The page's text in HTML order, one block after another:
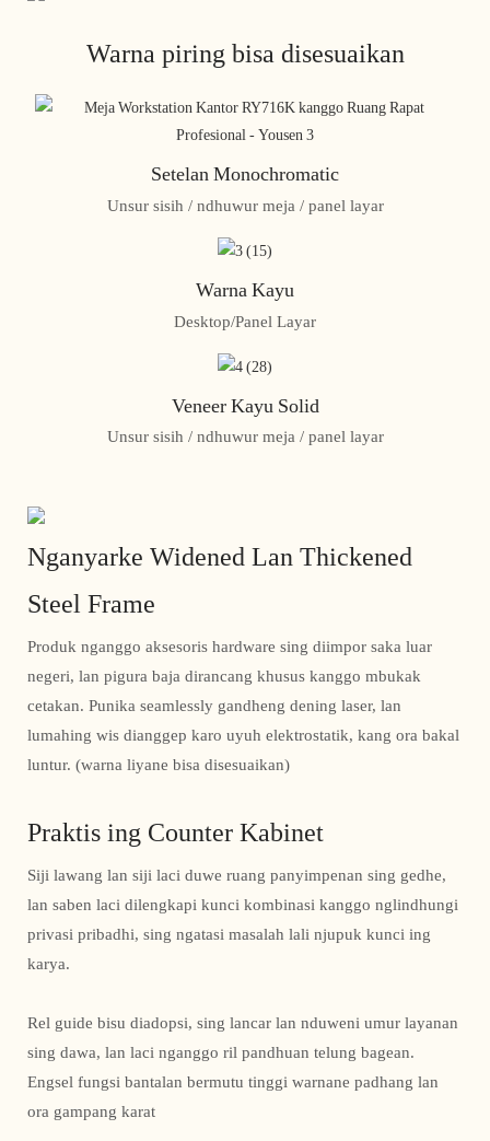
Warna piring bisa disesuaikan
Setelan Monochromatic
Unsur sisih / ndhuwur meja / panel layar
Warna Kayu
Desktop/Panel Layar
Veneer Kayu Solid
Unsur sisih / ndhuwur meja / panel layar
Nganyarke Widened Lan Thickened
Steel Frame
Produk nganggo aksesoris hardware sing diimpor saka luar
negeri, lan pigura baja dirancang khusus kanggo mbukak
cetakan. Punika seamlessly gandheng dening laser, lan
lumahing wis dianggep karo uyuh elektrostatik, kang ora bakal
luntur. (warna liyane bisa disesuaikan)
Praktis ing Counter Kabinet
Siji lawang lan siji laci duwe ruang panyimpenan sing gedhe,
lan saben laci dilengkapi kunci kombinasi kanggo nglindhungi
privasi pribadhi, sing ngatasi masalah lali njupuk kunci ing
karya.
Rel guide bisu diadopsi, sing lancar lan nduweni umur layanan
sing dawa, lan laci nganggo ril pandhuan telung bagean.
Engsel fungsi bantalan bermutu tinggi warnane padhang lan
ora gampang karat